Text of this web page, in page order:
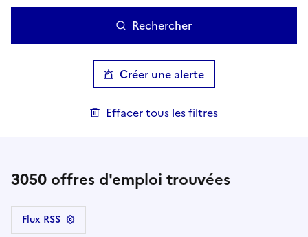
Rechercher
Créer une alerte
Effacer tous les filtres
3050 offres d'emploi trouvées
Flux RSS